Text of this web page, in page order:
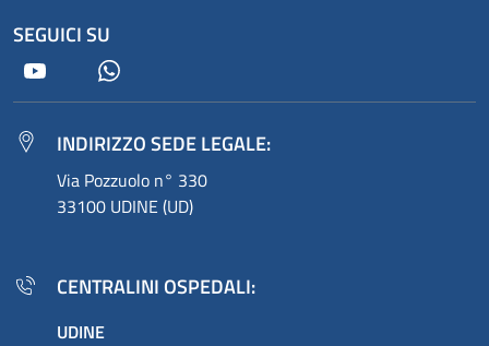
SEGUICI SU
Youtube
INDIRIZZO SEDE LEGALE:
Via Pozzuolo n° 330
33100 UDINE (UD)
CENTRALINI OSPEDALI:
UDINE